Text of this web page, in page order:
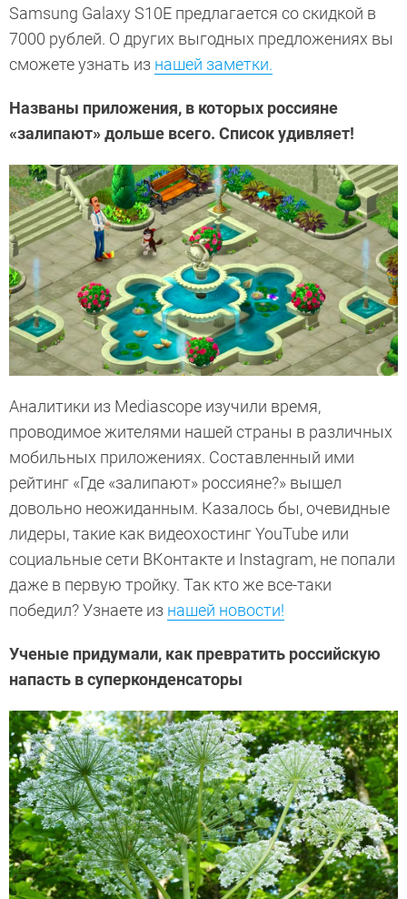
Samsung Galaxy S10E предлагается со скидкой в
7000 рублей. О других выгодных предложениях вы
сможете узнать из нашей заметки.
Названы приложения, в которых россияне
«залипают» дольше всего. Список удивляет!
Аналитики из Mediascope изучили время,
проводимое жителями нашей страны в различных
мобильных приложениях. Составленный ими
рейтинг «Где «залипают» россияне?» вышел
довольно неожиданным. Казалось бы, очевидные
лидеры, такие как видеохостинг YouTube или
социальные сети ВКонтакте и Instagram, не попали
даже в первую тройку. Так кто же все-таки
победил? Узнаете из нашей новости!
Ученые придумали, как превратить российскую
напасть в суперконденсаторы